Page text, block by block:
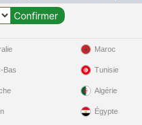
Bas
Maroc
Tunisie
Algérie
Égypte